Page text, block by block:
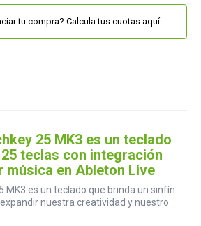
tu compra? Calcula tus cuotas aquí.
25 MK3 es un teclado
teclas con integración
música en Ableton Live
MK3 es un teclado que brinda un sinfín
nuestra creatividad y nuestro